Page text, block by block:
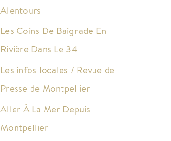
Alentours
Les Coins De Baignade En
Rivière Dans Le 34
Les infos locales / Revue de
Presse de Montpellier
Aller À La Mer Depuis
Montpellier